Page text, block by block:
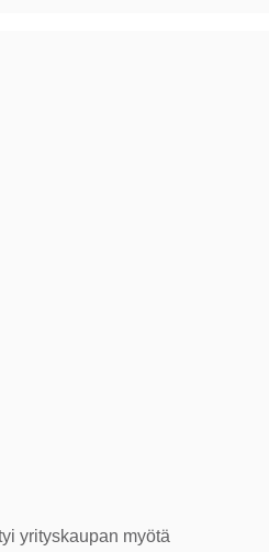
yrityskaupan myötä